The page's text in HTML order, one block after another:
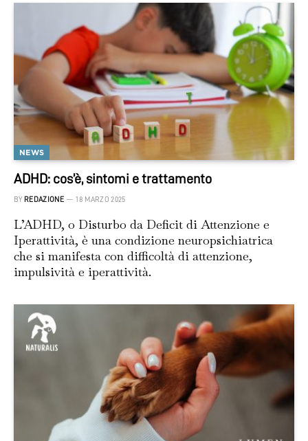
NEWS
ADHD: cos’è, sintomi e trattamento
BY REDAZIONE 18 MARZO 2025
L’ADHD, o Disturbo da Deficit di Attenzione e
Iperattività, è una condizione neuropsichiatrica
che si manifesta con difficoltà di attenzione,
impulsività e iperattività.